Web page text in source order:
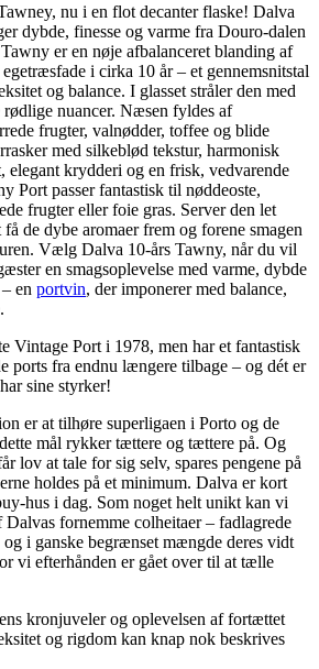
nu i en flot decanter flaske! Dalva
dybde, finesse og varme fra Douro-dalen
er en nøje afbalanceret blanding af
i cirka 10 år – et gennemsnitstal
og balance. I glasset stråler den med
nuancer. Næsen fyldes af
frugter, valnødder, toffee og blide
med silkeblød tekstur, harmonisk
elegant krydderi og en frisk, vedvarende
Port passer fantastisk til nøddeoste,
frugter eller foie gras. Server den let
de dybe aromaer frem og forene smagen
Vælg Dalva 10-års Tawny, når du vil
en smagsoplevelse med varme, dybde
en portvin, der imponerer med balance,
Vintage Port i 1978, men har et fantastisk
ports fra endnu længere tilbage – og dét er
sine styrker!
er at tilhøre superligaen i Porto og de
mål rykker tættere og tættere på. Og
lov at tale for sig selv, spares pengene på
holdes på et minimum. Dalva er kort
hus i dag. Som noget helt unikt kan vi
fornemme colheitaer – fadlagrede
i ganske begrænset mængde deres vidt
vi efterhånden er gået over til at tælle
kronjuveler og oplevelsen af fortættet
og rigdom kan knap nok beskrives